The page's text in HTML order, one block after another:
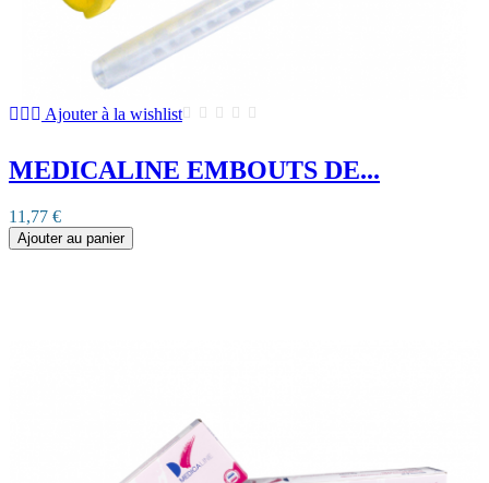
Ajouter à la wishlist
MEDICALINE EMBOUTS DE...
11,77 €
Ajouter au panier